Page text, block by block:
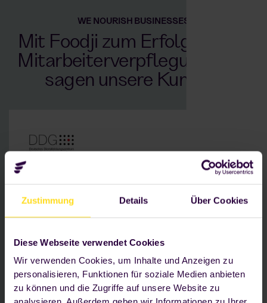
Zustimmung Details Über Cookies
Diese Webseite verwendet Cookies
Wir verwenden Cookies, um Inhalte und Anzeigen zu
personalisieren, Funktionen für soziale Medien anbieten
zu können und die Zugriffe auf unsere Website zu
WE NOURISH BUSINESSES
Mit Foodji zum Erfolg bei der
Mitarbeiterverpflegung. Das
sagen unsere Kunden.
630 Mitarbeitende – ca. 17 im Schichtdienst
Herausforderung: Keine Verpflegung vor Ort,
ist
Als Unternehmen sind wir
überzeugt, dass unser Foodji mit